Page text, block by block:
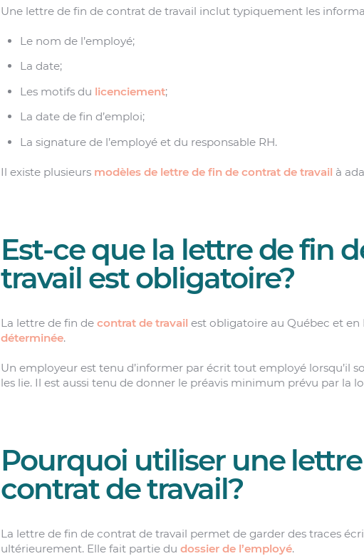
Une lettre de fin de contrat de travail inclut typiquement les
Le nom de l’employé;
La date;
Les motifs du licenciement;
La date de fin d’emploi;
La signature de l’employé et du responsable RH.
Il existe plusieurs modèles de lettre de fin de contrat de travail à
Est-ce que la lettre de fin
travail est obligatoire?
La lettre de fin decontrat de travail est obligatoire au Québec et en
déterminée.
Un employeur est tenu d’informer par écrit tout employé lorsqu’il
les lie. Il est aussi tenu de donner le préavis minimum prévu par la
Pourquoi utiliser une
contrat de travail?
La lettre de fin de contrat de travail permet de garder des traces
ultérieurement. Elle fait partie dudossier de l’employé.